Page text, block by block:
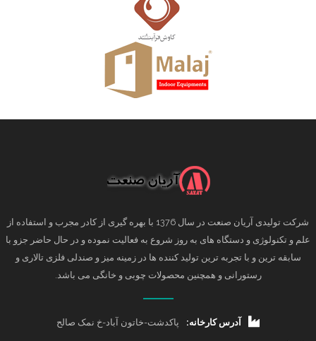
شرکت تولیدی آریان صنعت در سال 1376 با بهره گیری از کادر مجرب و استفاده از
علم و تکنولوژی و دستگاه های به روز شروع به فعالیت نموده و در حال حاضر جزو با
سابقه ترین و با تجربه ترین تولید کننده ها در زمینه میز و صندلی فلزی تالاری و
رستورانی و همچنین محصولات چوبی و خانگی می باشد.
آدرس کارخانه: پاکدشت-خاتون آباد-خ نمک صالح